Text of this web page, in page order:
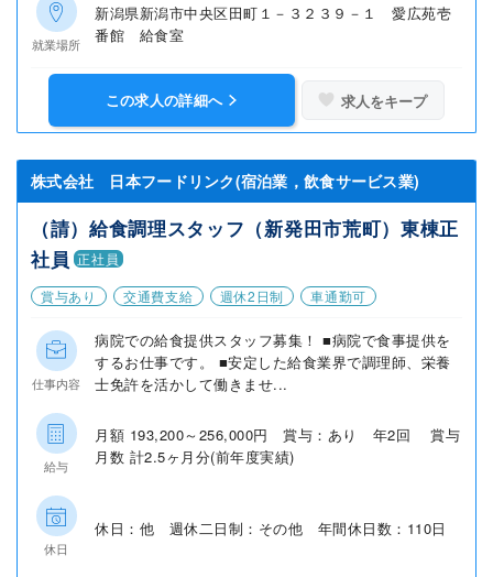
就業場所
新潟県新潟市中央区田町１－３２３９－１ 愛広苑壱
番館 給食室
この求人の詳細へ 求人をキープ
株式会社 日本フードリンク(宿泊業，飲食サービス業)
（請）給食調理スタッフ（新発田市荒町）東棟正
社員 正社員
賞与あり
交通費支給 週休2日制 車通勤可
仕事内容
病院での給食提供スタッフ募集！ ■病院で食事提供を
するお仕事です。 ■安定した給食業界で調理師、栄養
士免許を活かして働きませ...
給与
月額 193,200～256,000円 賞与：あり 年2回 賞与
月数 計2.5ヶ月分(前年度実績)
休日
休日：他 週休二日制：その他 年間休日数：110日